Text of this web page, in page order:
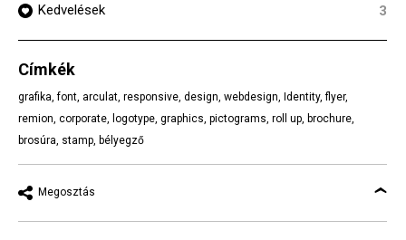
Kedvelések
3
Címkék
grafika ,font arculat responsive design webdesign Identity,flyer,
remion corporate logotype graphics pictograms roll up brochure
brosúra stamp bélyegző
Megosztás